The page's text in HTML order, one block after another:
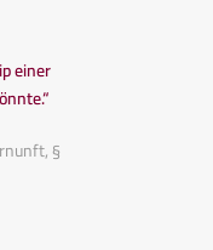
einer
§